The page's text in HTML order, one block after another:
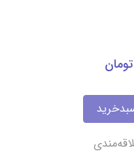
تومان